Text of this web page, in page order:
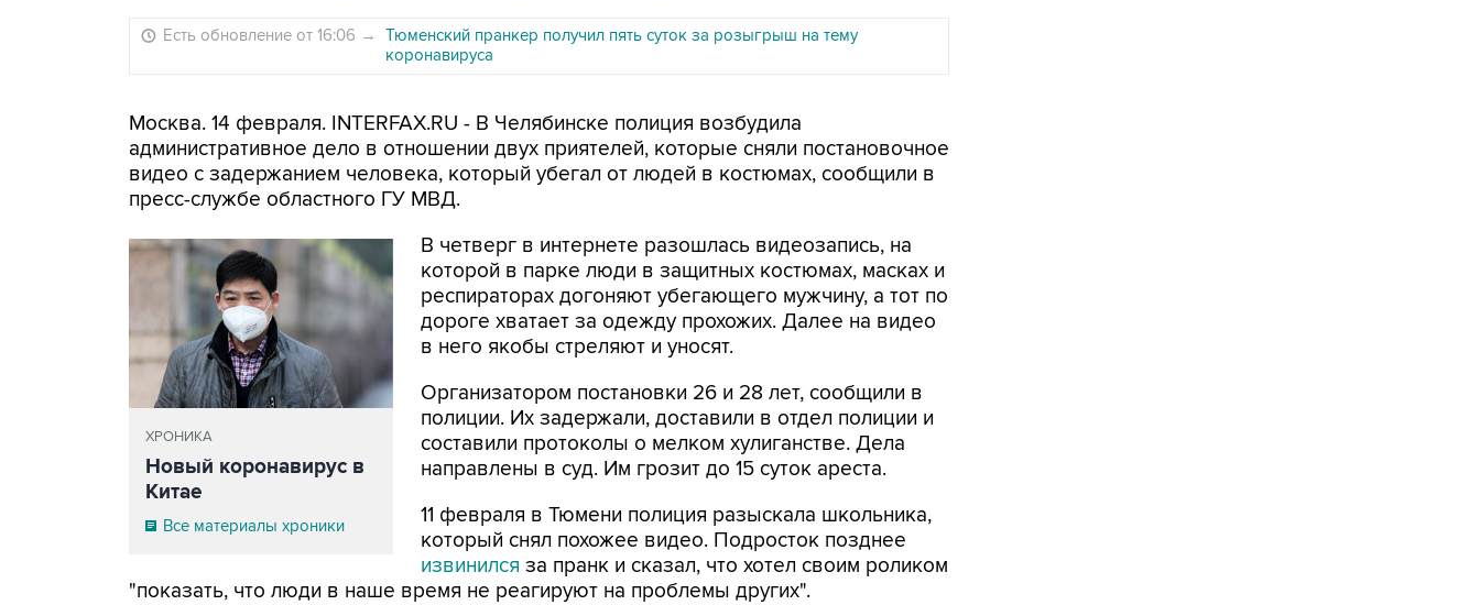
Есть обновление от 16:06 →
Тюменский пранкер получил пять суток за розыгрыш на тему
коронавируса
Москва. 14 февраля. INTERFAX.RU - В Челябинске полиция возбудила
административное дело в отношении двух приятелей, которые сняли постановочное
видео с задержанием человека, который убегал от людей в костюмах, сообщили в
пресс-службе областного ГУ МВД.
ХРОНИКА
Новый коронавирус в
Китае
Все материалы хроники
В четверг в интернете разошлась видеозапись, на
которой в парке люди в защитных костюмах, масках и
респираторах догоняют убегающего мужчину, а тот по
дороге хватает за одежду прохожих. Далее на видео
в него якобы стреляют и уносят.
Организатором постановки 26 и 28 лет, сообщили в
полиции. Их задержали, доставили в отдел полиции и
составили протоколы о мелком хулиганстве. Дела
направлены в суд. Им грозит до 15 суток ареста.
11 февраля в Тюмени полиция разыскала школьника,
который снял похожее видео. Подросток позднее
извинился за пранк и сказал, что хотел своим роликом
"показать, что люди в наше время не реагируют на проблемы других".